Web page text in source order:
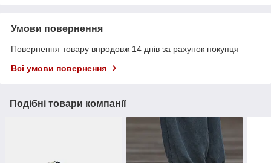
Умови повернення
Повернення товару впродовж 14 днів за рахунок покупця
Всі умови повернення
Подібні товари компанії